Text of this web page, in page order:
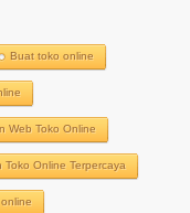
Buat toko online
Web Toko Online
Toko Online Terpercaya